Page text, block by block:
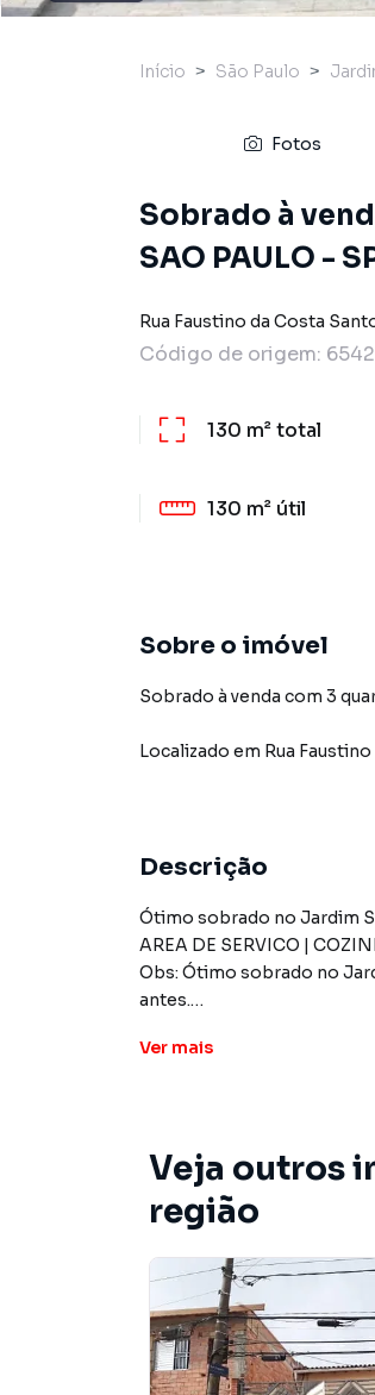
Início São Paulo
Fotos
Sobrado à
SAO PAULO -
Rua Faustino da Costa
Código de origem:
130 m²total
130 m² útil
Sobre o imóvel
Sobrado à venda com 3
Localizado em Rua
Descrição
Ótimo sobrado no Jardim
AREA DE SERVICO |
Obs: Ótimo sobrado no
antes.
A Imobiliária Xavier e
sobrados, terrenos, lojas
você encontra milhares
Negocie seu imóvel de
Brito você consegue
a praticidade de fazer
Ver mais
Veja outros
região